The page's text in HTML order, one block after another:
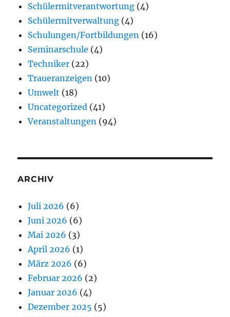
Schülermitverantwortung (4)
Schülermitverwaltung (4)
Schulungen/Fortbildungen (16)
Seminarschule (4)
Techniker (22)
Traueranzeigen (10)
Umwelt (18)
Uncategorized (41)
Veranstaltungen (94)
ARCHIV
Juli 2026 (6)
Juni 2026 (6)
Mai 2026 (3)
April 2026 (1)
März 2026 (6)
Februar 2026 (2)
Januar 2026 (4)
Dezember 2025 (5)